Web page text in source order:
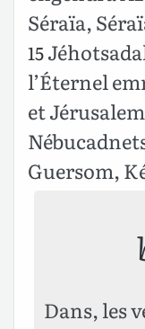
Séraïa,
15
l’Éternel
et
Guersom,
Dans, les